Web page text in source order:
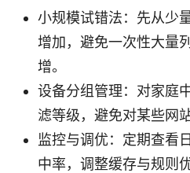
小规模试错法：先从少
增加，避免一次性大量
增。
设备分组管理：对家庭
滤等级，避免对某些网
监控与调优：定期查看
中率，调整缓存与规则